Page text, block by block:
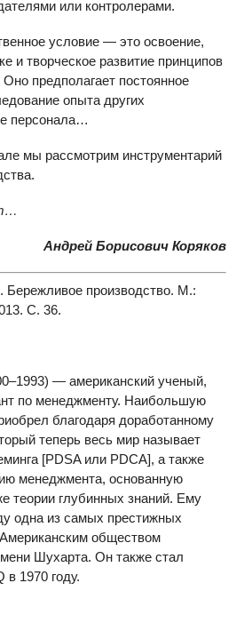
или контролерами.
условие — это освоение,
и творческое развитие принципов
предполагает постоянное
опыта других
персонала…
мы рассмотрим инструментарий
Андрей Борисович Коряков
производство. М.:
С. 36.
— американский ученый,
по менеджменту. Наибольшую
благодаря доработанному
теперь весь мир называет
[PDSAили PDCA], а также
менеджмента, основанную
теории глубинных знаний. Ему
одна из самых престижных
обществом
Шухарта. Он также стал
в 1970 году.